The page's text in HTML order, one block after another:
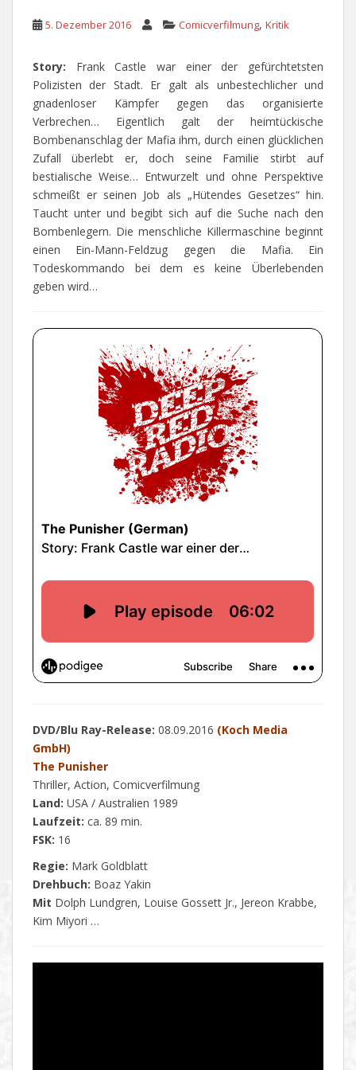
5. Dezember 2016 Comicverfilmung, Kritik
Story: Frank Castle war einer der gefürchtetsten
Polizisten der Stadt. Er galt als unbestechlicher und
gnadenloser Kämpfer gegen das organisierte
Verbrechen… Eigentlich galt der heimtückische
Bombenanschlag der Mafia ihm, durch einen glücklichen
Zufall überlebt er, doch seine Familie stirbt auf
bestialische Weise… Entwurzelt und ohne Perspektive
schmeißt er seinen Job als „Hütendes Gesetzes“ hin.
Taucht unter und begibt sich auf die Suche nach den
Bombenlegern. Die menschliche Killermaschine beginnt
einen Ein-Mann-Feldzug gegen die Mafia. Ein
Todeskommando bei dem es keine Überlebenden
geben wird…
DVD/Blu Ray-Release: 08.09.2016 (Koch Media
GmbH)
The Punisher
Thriller, Action, Comicverfilmung
Land: USA / Australien 1989
Laufzeit: ca. 89 min.
FSK: 16
Regie: Mark Goldblatt
Drehbuch: Boaz Yakin
Mit Dolph Lundgren, Louise Gossett Jr., Jereon Krabbe,
Kim Miyori …